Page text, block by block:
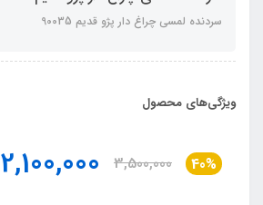
سردنده لمسی چراغ دار پژو قدیم 90035
ویژگی‌های محصول
40%
3,500,000
2,100,000